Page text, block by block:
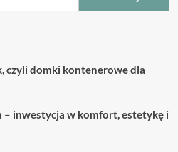
czyli domki kontenerowe dla
– inwestycja w komfort, estetykę i